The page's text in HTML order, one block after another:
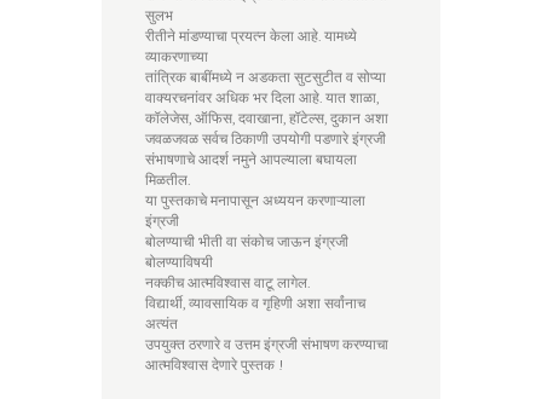
सुलभ
रीतीने मांडण्याचा प्रयत्न केला आहे. यामध्ये
व्याकरणाच्या
तांत्रिक बाबींमध्ये न अडकता सुटसुटीत व सोप्या
वाक्यरचनांवर अधिक भर दिला आहे. यात शाळा,
कॉलेजेस, ऑफिस, दवाखाना, हॉटेल्स, दुकान अशा
जवळजवळ सर्वच ठिकाणी उपयोगी पडणारे इंग्रजी
संभाषणाचे आदर्श नमुने आपल्याला बघायला
मिळतील.
या पुस्तकाचे मनापासून अध्ययन करणाऱ्याला
इंग्रजी
बोलण्याची भीती वा संकोच जाऊन इंग्रजी
बोलण्याविषयी
नक्कीच आत्मविश्वास वाटू लागेल.
विद्यार्थी, व्यावसायिक व गृहिणी अशा सर्वांनाच
अत्यंत
उपयुक्त ठरणारे व उत्तम इंग्रजी संभाषण करण्याचा
आत्मविश्वास देणारे पुस्तक !